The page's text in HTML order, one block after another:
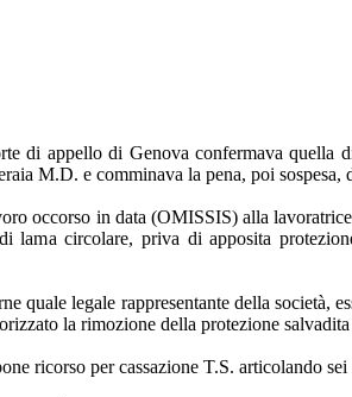
di appello di Genova confermava quella
M.D. e comminava la pena, poi sospesa,
occorso in data (OMISSIS) alla
lama circolare, priva di apposita
quale legale rappresentante della società,
la rimozione della protezione
ricorso per cassazione T.S. articolando